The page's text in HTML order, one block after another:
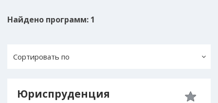
Найдено программ: 1
Сортировать по
Юриспруденция